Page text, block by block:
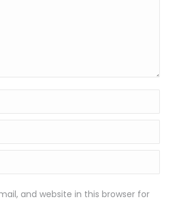
and website in this browser for